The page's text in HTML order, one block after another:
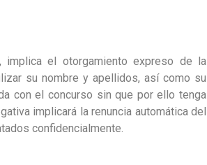
el otorgamiento expreso de la
su nombre y apellidos, así como su
con el concurso sin que por ello tenga
implicará la renuncia automática del
confidencialmente.